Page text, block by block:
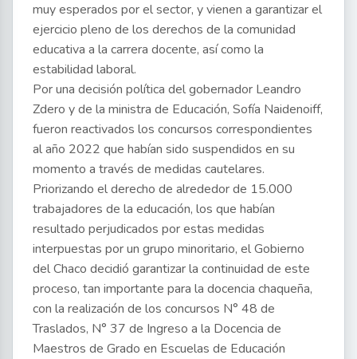
muy esperados por el sector, y vienen a garantizar el
ejercicio pleno de los derechos de la comunidad
educativa a la carrera docente, así como la
estabilidad laboral.
Por una decisión política del gobernador Leandro
Zdero y de la ministra de Educación, Sofía Naidenoiff,
fueron reactivados los concursos correspondientes
al año 2022 que habían sido suspendidos en su
momento a través de medidas cautelares.
Priorizando el derecho de alrededor de 15.000
trabajadores de la educación, los que habían
resultado perjudicados por estas medidas
interpuestas por un grupo minoritario, el Gobierno
del Chaco decidió garantizar la continuidad de este
proceso, tan importante para la docencia chaqueña,
con la realización de los concursos N° 48 de
Traslados, N° 37 de Ingreso a la Docencia de
Maestros de Grado en Escuelas de Educación